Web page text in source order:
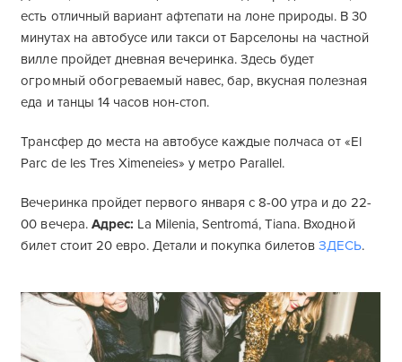
есть отличный вариант афтепати на лоне природы. В 30
минутах на автобусе или такси от Барселоны на частной
вилле пройдет дневная вечеринка. Здесь будет
огромный обогреваемый навес, бар, вкусная полезная
еда и танцы 14 часов нон-стоп.
Трансфер до места на автобусе каждые полчаса от «El
Parc de les Tres Ximeneies» у метро Parallel.
Вечеринка пройдет первого января с 8-00 утра и до 22-
00 вечера. Адрес: La Milenia, Sentromá, Tiana. Входной
билет стоит 20 евро. Детали и покупка билетовЗДЕСЬ.